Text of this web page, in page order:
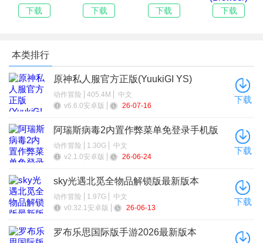
手游2026最新
版本
下载
n软件下载2026
中文版
下载
式app官方手机
版
下载
版本官方版本
(Browser)
下载
本类排行
原神私人服官方正版(YuukiGI YS)
动作冒险 405.4M
中文
v6.6.0安卓版
26-07-16
下载
阿瑞斯病毒2内置作弊菜单免登录手机版
动作冒险 1.30G
中文
v2.1.0安卓版
26-06-24
下载
sky光遇北觅全物品解锁版最新版本
动作冒险 1.97G
中文
v0.32.1安卓版
26-06-13
下载
罗布乐思国际版手游2026最新版本